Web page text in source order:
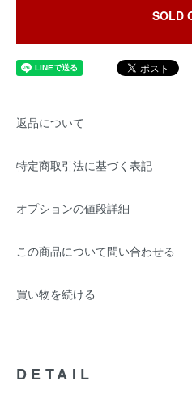
SOLD
返品について
特定商取引法に基づく表記
オプションの値段詳細
この商品について問い合わせる
買い物を続ける
DETAIL